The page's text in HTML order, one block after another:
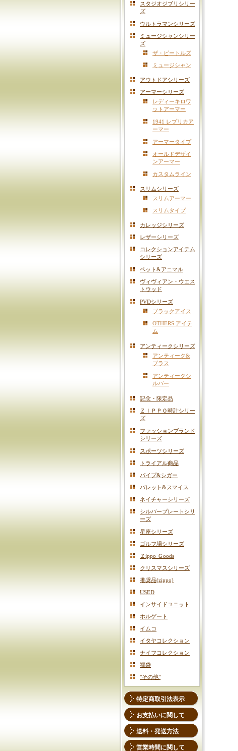
スタジオジブリシリー
ズ
ウルトラマンシリーズ
ミュージシャンシリー
ズ
ザ・ビートルズ
ミュージシャン
アウトドアシリーズ
アーマーシリーズ
レディーキロワ
ットアーマー
1941 レプリカア
ーマー
アーマータイプ
オールドデザイ
ンアーマー
カスタムライン
スリムシリーズ
スリムアーマー
スリムタイプ
カレッジシリーズ
レザーシリーズ
コレクションアイテム
シリーズ
ペット&アニマル
ヴィヴィアン・ウエス
トウッド
PVDシリーズ
ブラックアイス
OTHERS アイテ
ム
アンティークシリーズ
アンティーク&
ブラス
アンティークシ
ルバー
記念・限定品
ＺＩＰＰＯ時計シリー
ズ
ファッションブランド
シリーズ
スポーツシリーズ
トライアル商品
パイプ&シガー
バレット&スマイス
ネイチャーシリーズ
シルバープレートシリ
ーズ
星座シリーズ
ゴルフ場シリーズ
Ｚippo Ｇoods
クリスマスシリーズ
推奨品(zippo)
USED
インサイドユニット
ホルゲート
イムコ
イタヤコレクション
ナイフコレクション
福袋
"その他"
特定商取引法表示
お支払いに関して
送料・発送方法
営業時間に関して